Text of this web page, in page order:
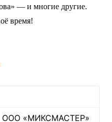
— и многие другие.
время!
ООО «МИКСМАСТЕР»